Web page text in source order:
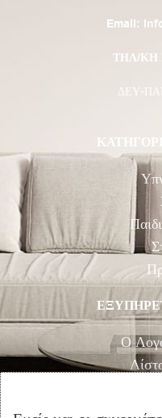
Email:
ΤΗΛ/ΚΗ
ΔΕΥ-
Ο